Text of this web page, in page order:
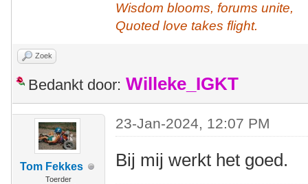
Wisdom blooms, forums unite,
Quoted love takes flight.
Zoek
Bedankt door: Willeke_IGKT
Tom Fekkes
Toerder
23-Jan-2024, 12:07 PM
Bij mij werkt het goed.